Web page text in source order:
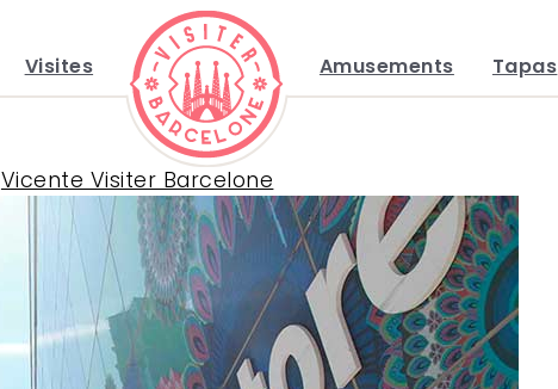
Visites Amusements Tapas
Vicente Visiter Barcelone